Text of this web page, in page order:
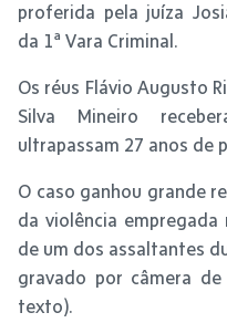
proferida pela juíza
da 1ª Vara Criminal.
Os réus Flávio Augusto
Silva Mineiro
ultrapassam 27 anos de
O caso ganhou grande
da violência
de um dos assaltantes
gravado por câmera
texto).